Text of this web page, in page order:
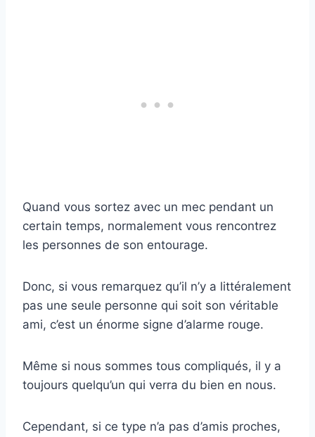
Quand vous sortez avec un mec pendant un
certain temps, normalement vous rencontrez
les personnes de son entourage.
Donc, si vous remarquez qu’il n’y a littéralement
pas une seule personne qui soit son véritable
ami, c’est un énorme signe d’alarme rouge.
Même si nous sommes tous compliqués, il y a
toujours quelqu’un qui verra du bien en nous.
Cependant, si ce type n’a pas d’amis proches,